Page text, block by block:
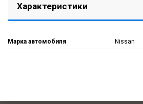
Характеристики
Марка автомобиля Nissan